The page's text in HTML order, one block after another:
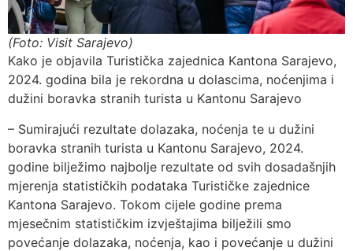
(Foto: Visit Sarajevo)
Kako je objavila Turistička zajednica Kantona Sarajevo,
2024. godina bila je rekordna u dolascima, noćenjima i
dužini boravka stranih turista u Kantonu Sarajevo
– Sumirajući rezultate dolazaka, noćenja te u dužini
boravka stranih turista u Kantonu Sarajevo, 2024.
godine bilježimo najbolje rezultate od svih dosadašnjih
mjerenja statističkih podataka Turističke zajednice
Kantona Sarajevo. Tokom cijele godine prema
mjesečnim statističkim izvještajima bilježili smo
povećanje dolazaka, noćenja, kao i povećanje u dužini